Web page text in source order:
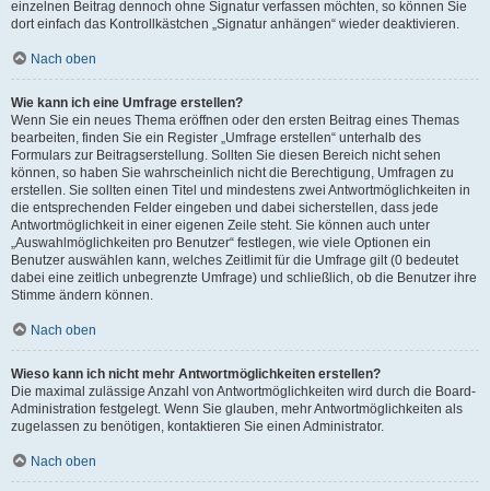
einzelnen Beitrag dennoch ohne Signatur verfassen möchten, so können Sie
dort einfach das Kontrollkästchen „Signatur anhängen“ wieder deaktivieren.
Nach oben
Wie kann ich eine Umfrage erstellen?
Wenn Sie ein neues Thema eröffnen oder den ersten Beitrag eines Themas
bearbeiten, finden Sie ein Register „Umfrage erstellen“ unterhalb des
Formulars zur Beitragserstellung. Sollten Sie diesen Bereich nicht sehen
können, so haben Sie wahrscheinlich nicht die Berechtigung, Umfragen zu
erstellen. Sie sollten einen Titel und mindestens zwei Antwortmöglichkeiten in
die entsprechenden Felder eingeben und dabei sicherstellen, dass jede
Antwortmöglichkeit in einer eigenen Zeile steht. Sie können auch unter
„Auswahlmöglichkeiten pro Benutzer“ festlegen, wie viele Optionen ein
Benutzer auswählen kann, welches Zeitlimit für die Umfrage gilt (0 bedeutet
dabei eine zeitlich unbegrenzte Umfrage) und schließlich, ob die Benutzer ihre
Stimme ändern können.
Nach oben
Wieso kann ich nicht mehr Antwortmöglichkeiten erstellen?
Die maximal zulässige Anzahl von Antwortmöglichkeiten wird durch die Board-
Administration festgelegt. Wenn Sie glauben, mehr Antwortmöglichkeiten als
zugelassen zu benötigen, kontaktieren Sie einen Administrator.
Nach oben